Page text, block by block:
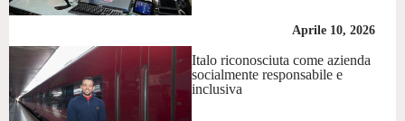
Aprile 10, 2026
Italo riconosciuta come azienda
socialmente responsabile e
inclusiva